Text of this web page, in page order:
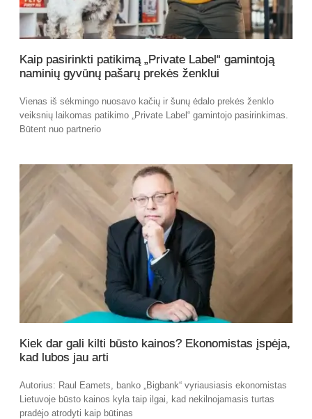
Kaip pasirinkti patikimą „Private Label“ gamintoją
naminių gyvūnų pašarų prekės ženklui
Vienas iš sėkmingo nuosavo kačių ir šunų ėdalo prekės ženklo
veiksnių laikomas patikimo „Private Label“ gamintojo pasirinkimas.
Būtent nuo partnerio
Kiek dar gali kilti būsto kainos? Ekonomistas įspėja,
kad lubos jau arti
Autorius: Raul Eamets, banko „Bigbank“ vyriausiasis ekonomistas
Lietuvoje būsto kainos kyla taip ilgai, kad nekilnojamasis turtas
pradėjo atrodyti kaip būtinas